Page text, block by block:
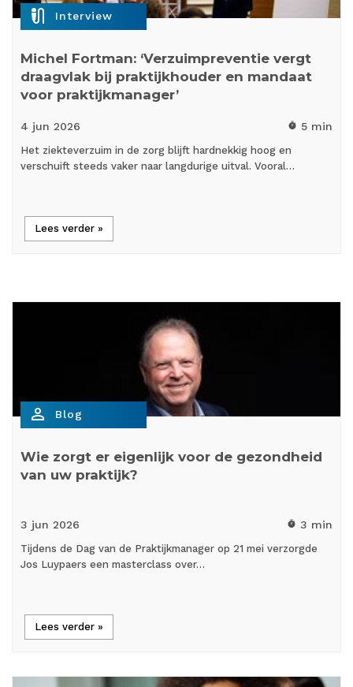
mic_external_on Interview
Michel Fortman: ‘Verzuimpreventie vergt
draagvlak bij praktijkhouder en mandaat
voor praktijkmanager’
4 jun 2026 timer 5 min
Het ziekteverzuim in de zorg blijft hardnekkig hoog en
verschuift steeds vaker naar langdurige uitval. Vooral…
Lees verder »
person_outline Blog
Wie zorgt er eigenlijk voor de gezondheid
van uw praktijk?
3 jun 2026 timer 3 min
Tijdens de Dag van de Praktijkmanager op 21 mei verzorgde
Jos Luypaers een masterclass over…
Lees verder »